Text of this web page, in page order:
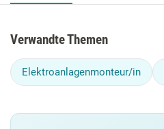
Verwandte Themen
Elektroanlagenmonteur/in